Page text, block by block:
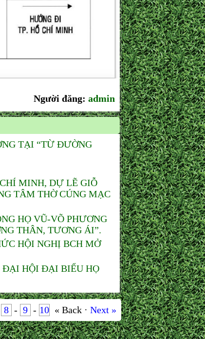
Người đăng: admin
TẠI “TỪ ĐƯỜNG
MINH, DỰ LẼ GIỖ
TÂM THỜ CÚNG MẠC
HỌ VŨ-VÕ PHƯƠNG
THÂN, TƯƠNG ÁI”.
HỘI NGHỊ BCH MỞ
ĐẠI HỘI ĐẠI BIỂU HỌ
8 - 9 - 10 « Back · Next »